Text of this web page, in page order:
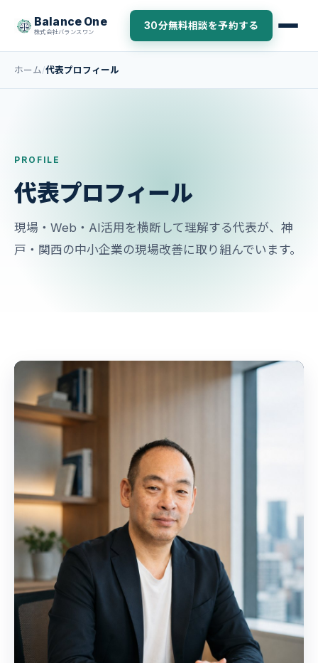
Balance One
株式会社バランスワン
30分無料相談を予約する
ホーム 代表プロフィール
PROFILE
代表プロフィール
現場・Web・AI活用を横断して理解する代表が、神
戸・関西の中小企業の現場改善に取り組んでいます。